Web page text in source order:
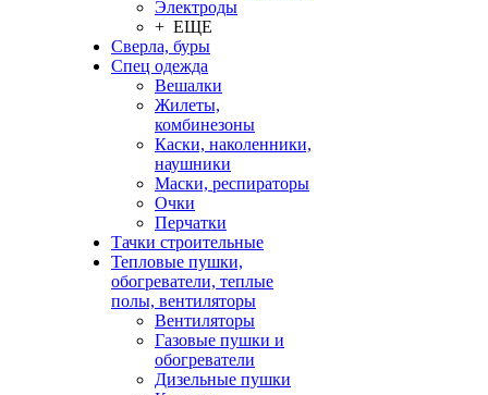
Электроды
+ ЕЩЕ
Сверла, буры
Спец одежда
Вешалки
Жилеты,
комбинезоны
Каски, наколенники,
наушники
Маски, респираторы
Очки
Перчатки
Тачки строительные
Тепловые пушки,
обогреватели, теплые
полы, вентиляторы
Вентиляторы
Газовые пушки и
обогреватели
Дизельные пушки